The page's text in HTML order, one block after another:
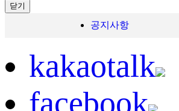
닫기
공지사항
kakaotalk
facebook